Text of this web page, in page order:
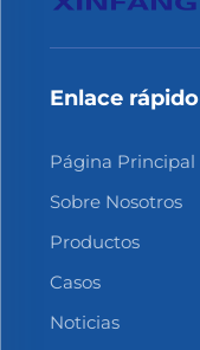
Enlace rápido
Página Principal
Sobre Nosotros
Productos
Casos
Noticias